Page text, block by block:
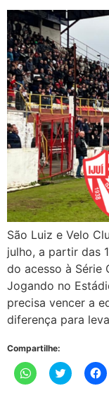
São Luiz e Velo
julho, a partir das
do acesso à Série
Jogando no
precisa vencer a
diferença para
Compartilhe:
Clique
para
Clique
para